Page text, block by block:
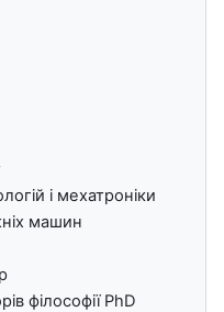
і мехатроніки
машин
філософії PhD